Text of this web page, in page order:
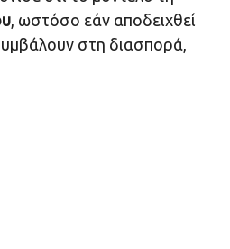
, ωστόσο εάν αποδειχθεί
στη διασπορά,